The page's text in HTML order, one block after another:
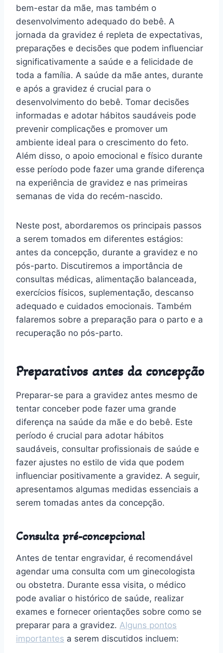
bem-estar da mãe, mas também o
desenvolvimento adequado do bebê. A
jornada da gravidez é repleta de expectativas,
preparações e decisões que podem influenciar
significativamente a saúde e a felicidade de
toda a família. A saúde da mãe antes, durante
e após a gravidez é crucial para o
desenvolvimento do bebê. Tomar decisões
informadas e adotar hábitos saudáveis pode
prevenir complicações e promover um
ambiente ideal para o crescimento do feto.
Além disso, o apoio emocional e físico durante
esse período pode fazer uma grande diferença
na experiência de gravidez e nas primeiras
semanas de vida do recém-nascido.
Neste post, abordaremos os principais passos
a serem tomados em diferentes estágios:
antes da concepção, durante a gravidez e no
pós-parto. Discutiremos a importância de
consultas médicas, alimentação balanceada,
exercícios físicos, suplementação, descanso
adequado e cuidados emocionais. Também
falaremos sobre a preparação para o parto e a
recuperação no pós-parto.
Preparativos antes da concepção
Preparar-se para a gravidez antes mesmo de
tentar conceber pode fazer uma grande
diferença na saúde da mãe e do bebê. Este
período é crucial para adotar hábitos
saudáveis, consultar profissionais de saúde e
fazer ajustes no estilo de vida que podem
influenciar positivamente a gravidez. A seguir,
apresentamos algumas medidas essenciais a
serem tomadas antes da concepção.
Consulta pré-concepcional
Antes de tentar engravidar, é recomendável
agendar uma consulta com um ginecologista
ou obstetra. Durante essa visita, o médico
pode avaliar o histórico de saúde, realizar
exames e fornecer orientações sobre como se
preparar para a gravidez. Alguns pontos
importantes a serem discutidos incluem: